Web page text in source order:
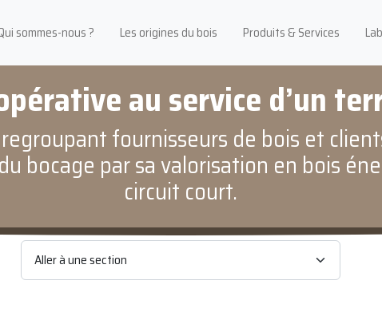
sommes-nous ? Les origines du bois Produits & Services
au service d’un
fournisseurs de bois et
bocage par sa valorisation en bois
circuit court.